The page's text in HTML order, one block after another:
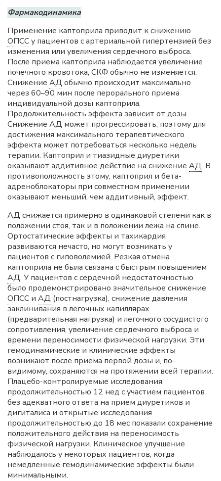
Фармакодинамика
Применение каптоприла приводит к снижению
ОПССу пациентов с артериальной гипертензией без
изменения или увеличения сердечного выброса.
После приема каптоприла наблюдается увеличение
почечного кровотока, СКФ обычно не изменяется.
Снижение АД обычно происходит максимально
через 60–90 мин после перорального приема
индивидуальной дозы каптоприла.
Продолжительность эффекта зависит от дозы.
Снижение АД может прогрессировать, поэтому для
достижения максимального терапевтического
эффекта может потребоваться несколько недель
терапии. Каптоприл и тиазидные диуретики
оказывают аддитивное действие на снижение АД. В
противоположность этому, каптоприл и бета-
адреноблокаторы при совместном применении
оказывают меньший, чем аддитивный, эффект.
АД снижается примерно в одинаковой степени как в
положении стоя, так и в положении лежа на спине.
Ортостатические эффекты и тахикардия
развиваются нечасто, но могут возникать у
пациентов с гиповолемией. Резкая отмена
каптоприла не была связана с быстрым повышением
АД. У пациентов с сердечной недостаточностью
было продемонстрировано значительное снижение
ОПСС и АД (постнагрузка), снижение давления
заклинивания в легочных капиллярах
(предварительная нагрузка) и легочного сосудистого
сопротивления, увеличение сердечного выброса и
времени переносимости физической нагрузки. Эти
гемодинамические и клинические эффекты
возникают после приема первой дозы и, по-
видимому, сохраняются на протяжении всей терапии.
Плацебо-контролируемые исследования
продолжительностью 12 нед с участием пациентов
без адекватного ответа на прием диуретиков и
дигиталиса и открытые исследования
продолжительностью до 18 мес показали сохранение
положительного действия на переносимость
физической нагрузки. Клиническое улучшение
наблюдалось у некоторых пациентов, когда
немедленные гемодинамические эффекты были
минимальными.